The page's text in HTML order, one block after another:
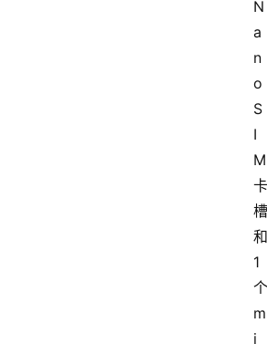
N
a
n
o
S
I
M
卡
槽
和
1
个
m
i